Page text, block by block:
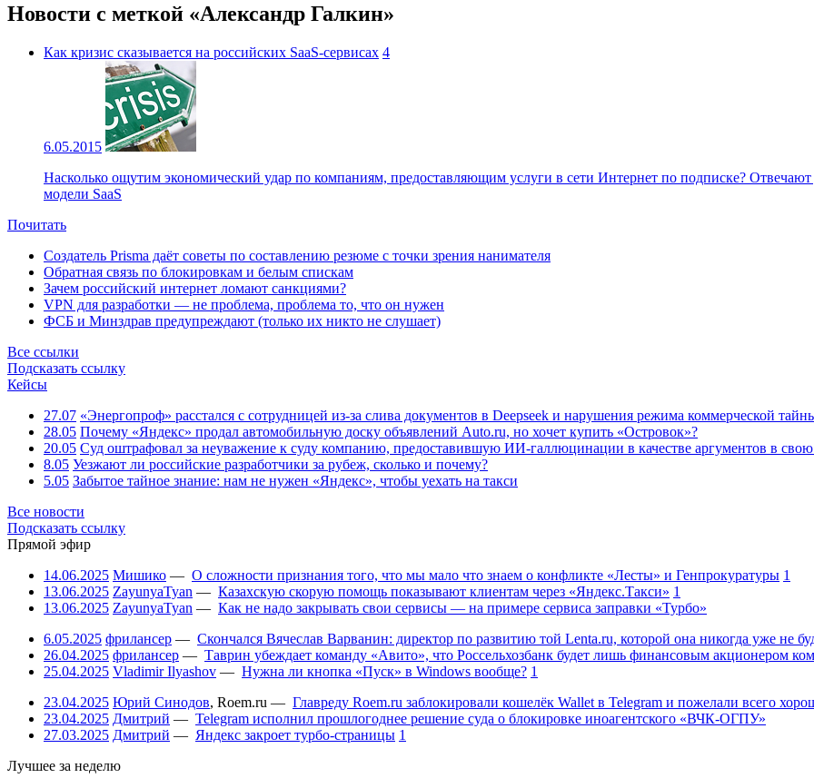
Новости с меткой «Александр Галкин»
Как кризис сказывается на российских SaaS-сервисах 4
6.05.2015
Насколько ощутим экономический удар по компаниям, предоставляющим услуги в сети Интернет по подписке?
модели SaaS
Почитать
Создатель Prisma даёт советы по составлению резюме с точки зрения нанимателя
Обратная связь по блокировкам и белым спискам
Зачем российский интернет ломают санкциями?
VPN для разработки — не проблема, проблема то, что он нужен
ФСБ и Минздрав предупреждают (только их никто не слушает)
Все ссылки
Подсказать ссылку
Кейсы
27.07 «Энергопроф» расстался с сотрудницей из-за слива документов в Deepseek и нарушения режима коммерческой
28.05 Почему «Яндекс» продал автомобильную доску объявлений Auto.ru, но хочет купить «Островок»?
20.05 Суд оштрафовал за неуважение к суду компанию, предоставившую ИИ-галлюцинации в качестве аргументов в свою
8.05 Уезжают ли российские разработчики за рубеж, сколько и почему?
5.05 Забытое тайное знание: нам не нужен «Яндекс», чтобы уехать на такси
Все новости
Подсказать ссылку
Прямой эфир
14.06.2025 Мишико — О сложности признания того, что мы мало что знаем о конфликте «Лесты» и Генпрокуратуры 1
13.06.2025 ZayunyaTyan — Казахскую скорую помощь показывают клиентам через «Яндекс.Такси» 1
13.06.2025 ZayunyaTyan — Как не надо закрывать свои сервисы — на примере сервиса заправки «Турбо»
6.05.2025 фрилансер — Скончался Вячеслав Варванин: директор по развитию той Lenta.ru, которой она никогда уже не
26.04.2025 фрилансер — Таврин убеждает команду «Авито», что Россельхозбанк будет лишь финансовым акционером
25.04.2025 Vladimir Ilyashov — Нужна ли кнопка «Пуск» в Windows вообще? 1
23.04.2025 Юрий Синодов, Roem.ru — Главреду Roem.ru заблокировали кошелёк Wallet в Telegram и пожелали всего
23.04.2025 Дмитрий — Telegram исполнил прошлогоднее решение суда о блокировке иноагентского «ВЧК-ОГПУ»
27.03.2025 Дмитрий — Яндекс закроет турбо-страницы 1
Лучшее за неделю